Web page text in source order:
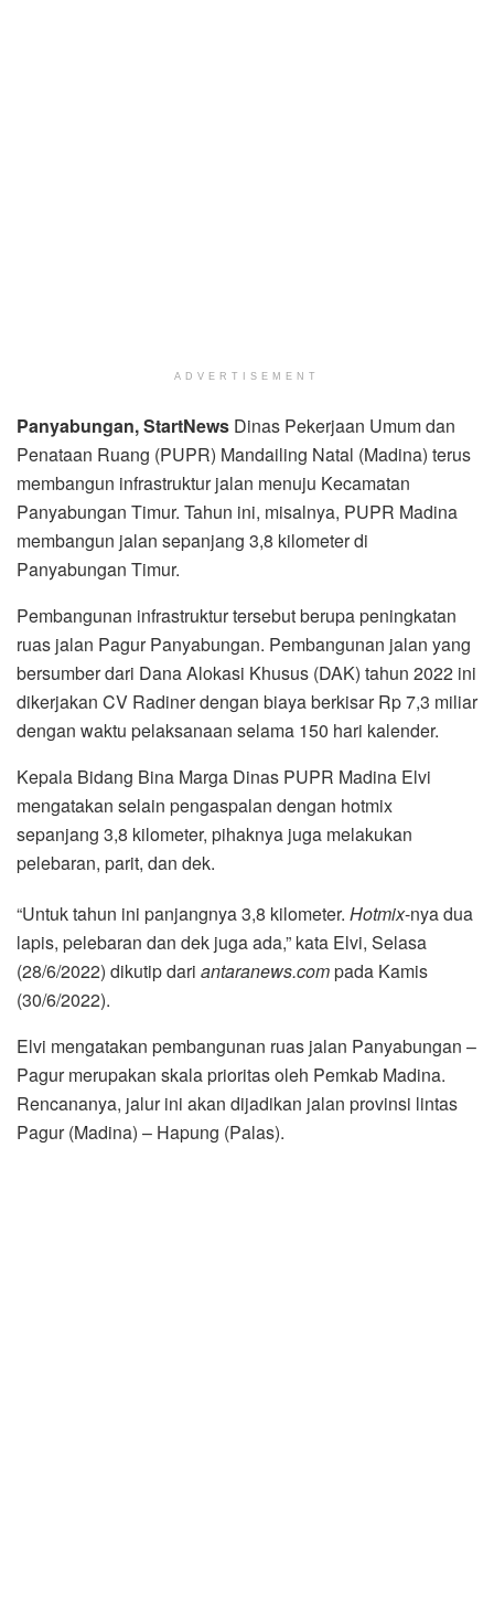
ADVERTISEMENT
Panyabungan, StartNews Dinas Pekerjaan Umum dan
Penataan Ruang (PUPR) Mandailing Natal (Madina) terus
membangun infrastruktur jalan menuju Kecamatan
Panyabungan Timur. Tahun ini, misalnya, PUPR Madina
membangun jalan sepanjang 3,8 kilometer di
Panyabungan Timur.
Pembangunan infrastruktur tersebut berupa peningkatan
ruas jalan Pagur Panyabungan. Pembangunan jalan yang
bersumber dari Dana Alokasi Khusus (DAK) tahun 2022 ini
dikerjakan CV Radiner dengan biaya berkisar Rp 7,3 miliar
dengan waktu pelaksanaan selama 150 hari kalender.
Kepala Bidang Bina Marga Dinas PUPR Madina Elvi
mengatakan selain pengaspalan dengan hotmix
sepanjang 3,8 kilometer, pihaknya juga melakukan
pelebaran, parit, dan dek.
“Untuk tahun ini panjangnya 3,8 kilometer. Hotmix-nya dua
lapis, pelebaran dan dek juga ada,” kata Elvi, Selasa
(28/6/2022) dikutip dari antaranews.compada Kamis
(30/6/2022).
Elvi mengatakan pembangunan ruas jalan Panyabungan –
Pagur merupakan skala prioritas oleh Pemkab Madina.
Rencananya, jalur ini akan dijadikan jalan provinsi lintas
Pagur (Madina) – Hapung (Palas).